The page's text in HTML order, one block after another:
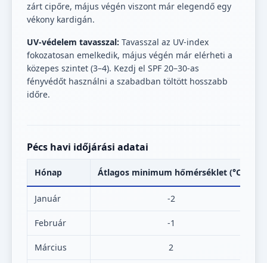
zárt cipőre, május végén viszont már elegendő egy
vékony kardigán.
UV-védelem tavasszal: Tavasszal az UV-index
fokozatosan emelkedik, május végén már elérheti a
közepes szintet (3–4). Kezdj el SPF 20–30-as
fényvédőt használni a szabadban töltött hosszabb
időre.
Pécs havi időjárási adatai
Hónap Átlagos minimum hőmérséklet (°C)
Január -2
Február -1
Március 2